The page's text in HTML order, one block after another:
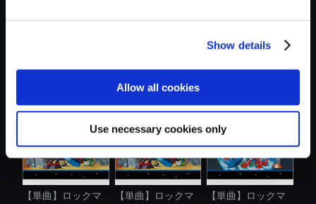
Show details
Allow all cookies
Use necessary cookies only
ン6 サウンド...
ン6 サウンド...
ン3 サウンド...
【単曲】ロックマ
【単曲】ロックマ
【単曲】ロックマ